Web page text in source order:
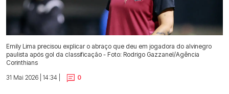
Emily Lima precisou explicar o abraço que deu em jogadora do alvinegro
paulista após gol da classificação - Foto: Rodrigo Gazzanel/Agência
Corinthians
31 Mai 2026 | 14:34 |
0